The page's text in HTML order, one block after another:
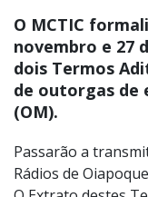
O MCTIC
novembro e 27
dois Termos
de outorgas de
(OM).
Passarão a
Rádios de